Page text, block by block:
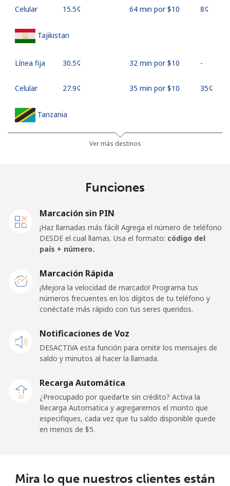
Celular ⁦15.5¢⁩ 64 min por ⁦$10⁩ ⁦8¢⁩
Tajikistan
Línea fija ⁦30.5¢⁩ 32 min por ⁦$10⁩ -
Celular ⁦27.9¢⁩ 35 min por ⁦$10⁩ ⁦35¢⁩
Tanzania
27 min por ⁦$10⁩
Línea fija
⁦3.9¢⁩
Togo
Línea fija ⁦42.5¢⁩ 23 min por ⁦$10⁩ -
Tokelau
country
⁦217.5¢⁩
Tonga
Ver más destinos
Funciones
Marcación sin PIN
¡Haz llamadas más fácil! Agrega el número de teléfono
DESDE el cual llamas. Usa el formato: código del
país + número.
Marcación Rápida
¡Mejora la velocidad de marcado! Programa tus
números frecuentes en los dígitos de tu teléfono y
conéctate más rápido con tus seres queridos.
Notificaciones de Voz
DESACTIVA esta función para omitir los mensajes de
saldo y minutos al hacer la llamada.
Recarga Automática
¿Preocupado por quedarte sin crédito? Activa la
Recarga Automatica y agregaremos el monto que
especifiques, cada vez que tu saldo disponible quede
en menos de ⁦$5⁩.
Mira lo que nuestros clientes están